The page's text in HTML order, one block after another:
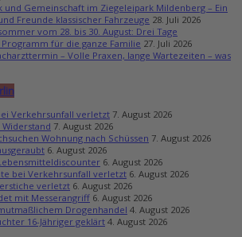
und Gemeinschaft im Ziegeleipark Mildenberg – Ein
Freunde klassischer Fahrzeuge 28. Juli 2026
vom 28. bis 30. August: Drei Tage
für die ganze Familie 27. Juli 2026
– Volle Praxen, lange Wartezeiten – was
Verkehrsunfall verletzt 7. August 2026
Widerstand 7. August 2026
Wohnung nach Schüssen 7. August 2026
6. August 2026
6. August 2026
bei Verkehrsunfall verletzt 6. August 2026
verletzt 6. August 2026
mit Messerangriff 6. August 2026
Drogenhandel 4. August 2026
16-Jähriger geklärt4. August 2026